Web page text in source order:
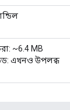
~6.4 MB
এখনও উপলব্ধ